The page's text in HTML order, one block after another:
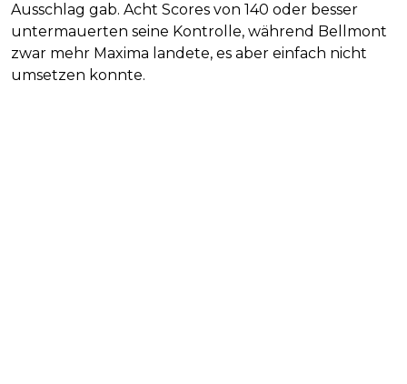
Ausschlag gab. Acht Scores von 140 oder besser
untermauerten seine Kontrolle, während Bellmont
zwar mehr Maxima landete, es aber einfach nicht
umsetzen konnte.